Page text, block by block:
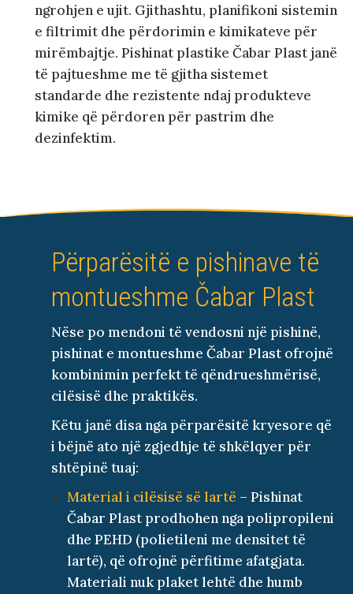
ngrohjen e ujit. Gjithashtu, planifikoni sistemin
e filtrimit dhe përdorimin e kimikateve për
mirëmbajtje. Pishinat plastike Čabar Plast janë
të pajtueshme me të gjitha sistemet
standarde dhe rezistente ndaj produkteve
kimike që përdoren për pastrim dhe
dezinfektim.
Përparësitë e pishinave të
montueshme Čabar Plast
Nëse po mendoni të vendosni një pishinë,
pishinat e montueshme Čabar Plast ofrojnë
kombinimin perfekt të qëndrueshmërisë,
cilësisë dhe praktikës.
Këtu janë disa nga përparësitë kryesore që
i bëjnë ato një zgjedhje të shkëlqyer për
shtëpinë tuaj:
Material i cilësisë së lartë – Pishinat
Čabar Plast prodhohen nga polipropileni
dhe PEHD (polietileni me densitet të
lartë), që ofrojnë përfitime afatgjata.
Materiali nuk plaket lehtë dhe humb